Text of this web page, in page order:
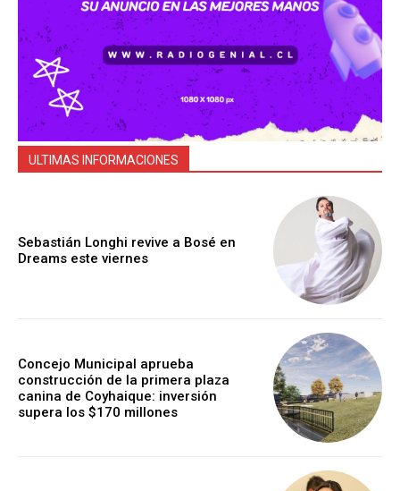
ULTIMAS INFORMACIONES
Sebastián Longhi revive a Bosé en
Dreams este viernes
Concejo Municipal aprueba
construcción de la primera plaza
canina de Coyhaique: inversión
supera los $170 millones